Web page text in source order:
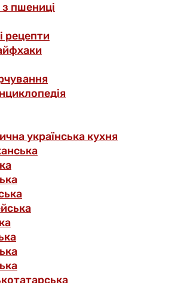
пшениці
рецепти
українська кухня